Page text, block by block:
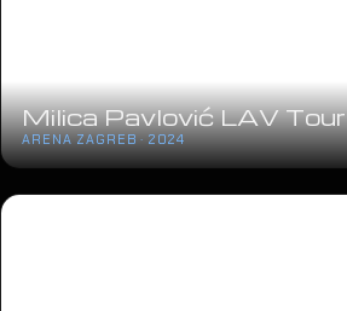
Milica Pavlović LAV Tour
ARENA ZAGREB · 2024